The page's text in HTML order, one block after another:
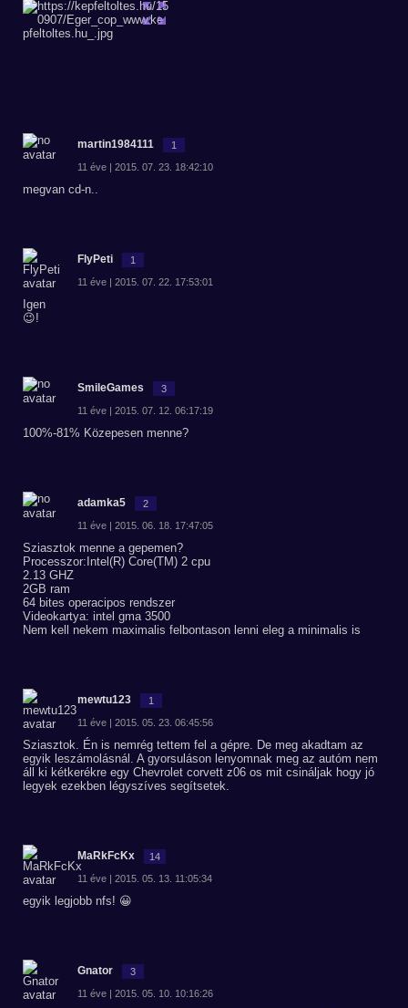
martin1984111 1
11 éve | 2015. 07. 23. 18:42:10
megvan cd-n..
FlyPeti 1
11 éve | 2015. 07. 22. 17:53:01
Igen
😉!
SmileGames 3
11 éve | 2015. 07. 12. 06:17:19
100%-81% Közepesen menne?
adamka5 2
11 éve | 2015. 06. 18. 17:47:05
Sziasztok menne a gepemen?
Processzor:Intel(R) Core(TM) 2 cpu
2.13 GHZ
2GB ram
64 bites operacipos rendszer
Videokartya: intel gma 3500
Nem kell nekem maximalis felbontason lenni eleg a minimalis is
mewtu123 1
11 éve | 2015. 05. 23. 06:45:56
Sziasztok. Én is nemrég tettem fel a gépre. De meg akadtam az
egyik leszámolásnál. A gyorsuláson lenyomnak meg az autóm nem
áll ki kétkerékre egy Chevrolet corvett z06 os mit csináljak hogy jó
legyek ezekben légyszíves segítsetek.
MaRkFcKx 14
11 éve | 2015. 05. 13. 11:05:34
egyik legjobb nfs! 😀
Gnator 3
11 éve | 2015. 05. 10. 10:16:26